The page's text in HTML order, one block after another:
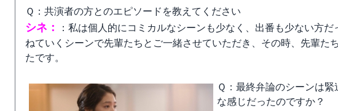
Ｑ：共演者の方とのエピソードを教えてください
シネ：
：私は個人的にコミカルなシーンも少なく、出番も少ない方
ねていくシーンで先輩たちとご一緒させていただき、その時、先輩た
たです。
Ｑ：最終弁論のシーンは
な感じだったのですか？